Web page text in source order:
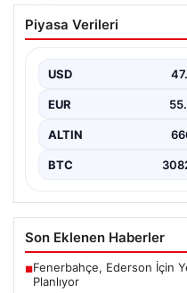
Kelebek sohbet
İletişimin Seviyeli
İnternet dünyasında
Günümüzde…
Piyasa Verileri
USD
EUR
ALTIN
BTC
Son Eklenen Haberler
■Fenerbahçe, Ederson İçin
Planlıyor